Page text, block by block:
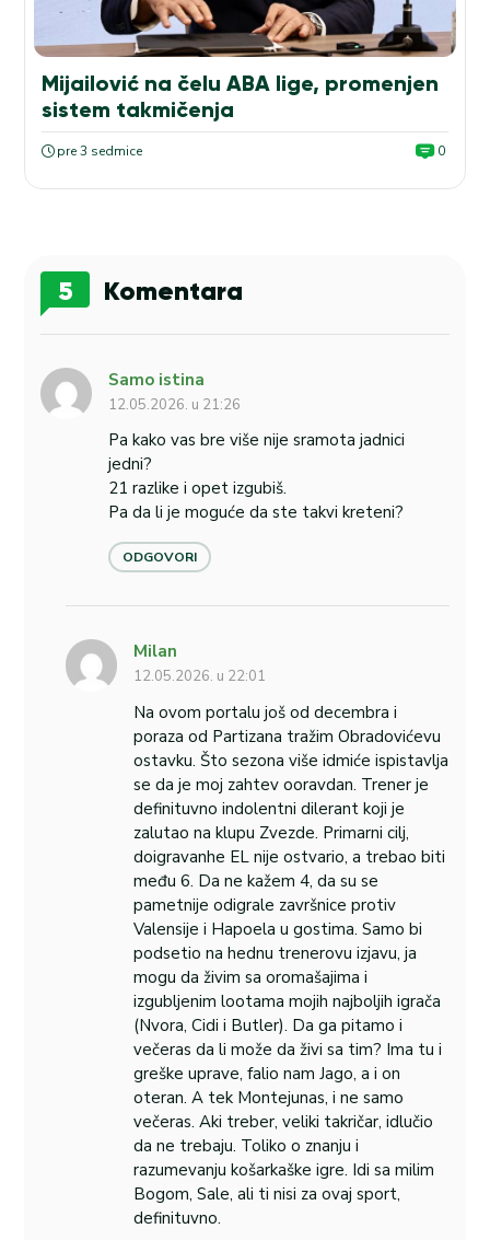
Mijailović na čelu ABA lige, promenjen
sistem takmičenja
pre 3 sedmice 0
5 Komentara
Samo istina
12.05.2026. u 21:26
Pa kako vas bre više nije sramota jadnici
jedni?
21 razlike i opet izgubiš.
Pa da li je moguće da ste takvi kreteni?
ODGOVORI
Milan
12.05.2026. u 22:01
Na ovom portalu još od decembra i
poraza od Partizana tražim Obradovićevu
ostavku. Što sezona više idmiće ispistavlja
se da je moj zahtev ooravdan. Trener je
definituvno indolentni dilerant koji je
zalutao na klupu Zvezde. Primarni cilj,
doigravanhe EL nije ostvario, a trebao biti
među 6. Da ne kažem 4, da su se
pametnije odigrale završnice protiv
Valensije i Hapoela u gostima. Samo bi
podsetio na hednu trenerovu izjavu, ja
mogu da živim sa oromašajima i
izgubljenim lootama mojih najboljih igrača
(Nvora, Cidi i Butler). Da ga pitamo i
večeras da li može da živi sa tim? Ima tu i
greške uprave, falio nam Jago, a i on
oteran. A tek Montejunas, i ne samo
večeras. Aki treber, veliki takričar, idlučio
da ne trebaju. Toliko o znanju i
razumevanju košarkaške igre. Idi sa milim
Bogom, Sale, ali ti nisi za ovaj sport,
definituvno.